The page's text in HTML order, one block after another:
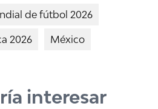
de fútbol 2026
2026 México
interesar